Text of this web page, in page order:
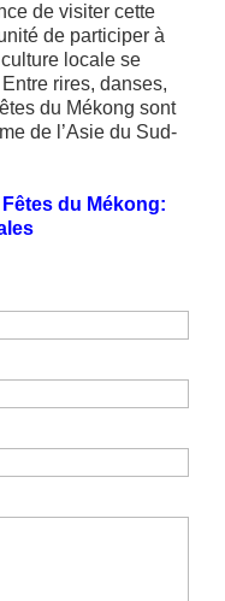
de visiter cette
de participer à
locale se
rires, danses,
du Mékong sont
de l’Asie du Sud-
Fêtes du Mékong: